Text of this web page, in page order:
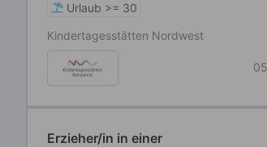
Urlaub >= 30
Kindertagesstätten Nordwest
Erzieher/in in einer